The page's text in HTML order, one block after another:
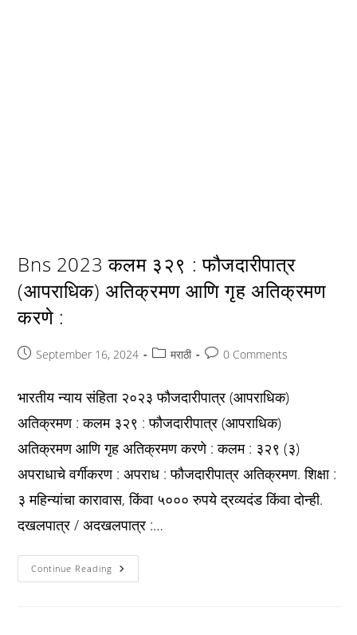
Bns 2023 कलम ३२९ : फौजदारीपात्र
(आपराधिक) अतिक्रमण आणि गृह अतिक्रमण
करणे :
PostSeptember 16, 2024
Postमराठी
Post0 Comments
भारतीय न्याय संहिता २०२३ फौजदारीपात्र (आपराधिक)
अतिक्रमण : कलम ३२९ : फौजदारीपात्र (आपराधिक)
अतिक्रमण आणि गृह अतिक्रमण करणे : कलम : ३२९ (३)
अपराधाचे वर्गीकरण : अपराध : फौजदारीपात्र अतिक्रमण. शिक्षा :
३ महिन्यांचा कारावास, किंवा ५००० रुपये द्रव्यदंड किंवा दोन्ही.
दखलपात्र / अदखलपात्र :…
Continue Reading Bns
2023